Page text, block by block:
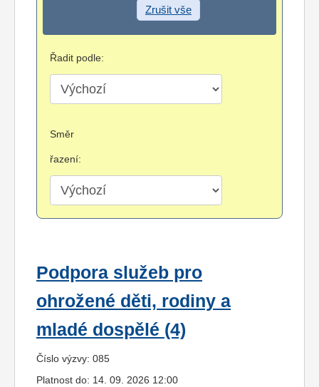
Zrušit vše
Řadit podle:
Směr
řazení:
Podpora služeb pro
ohrožené děti, rodiny a
mladé dospělé (4)
Číslo výzvy: 085
Platnost do: 14. 09. 2026 12:00